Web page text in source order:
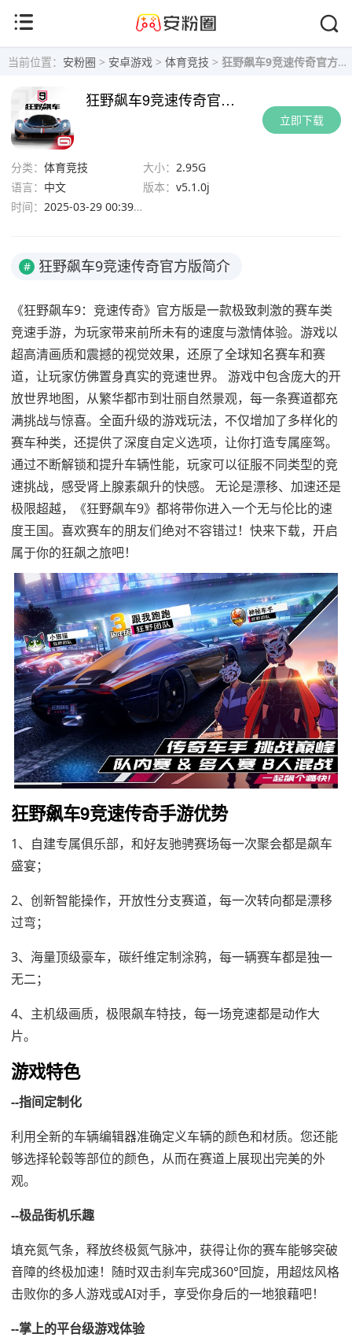
当前位置： 安粉圈 > 安卓游戏 > 体育竞技 > 狂野飙车9竞速传奇官方正版下载-狂野飙车9竞速传奇破解版下载v5.1.0j
立即下载
狂野飙车9竞速传奇官方版
分类： 体育竞技 大小： 2.95G
语言： 中文 版本： v5.1.0j
时间： 2025-03-29 00:39:06
# 狂野飙车9竞速传奇官方版简介
《狂野飙车9：竞速传奇》官方版是一款极致刺激的赛车类
竞速手游，为玩家带来前所未有的速度与激情体验。游戏以
超高清画质和震撼的视觉效果，还原了全球知名赛车和赛
道，让玩家仿佛置身真实的竞速世界。 游戏中包含庞大的开
放世界地图，从繁华都市到壮丽自然景观，每一条赛道都充
满挑战与惊喜。全面升级的游戏玩法，不仅增加了多样化的
赛车种类，还提供了深度自定义选项，让你打造专属座驾。
通过不断解锁和提升车辆性能，玩家可以征服不同类型的竞
速挑战，感受肾上腺素飙升的快感。 无论是漂移、加速还是
极限超越，《狂野飙车9》都将带你进入一个无与伦比的速
度王国。喜欢赛车的朋友们绝对不容错过！快来下载，开启
属于你的狂飙之旅吧！
狂野飙车9竞速传奇手游优势
1、自建专属俱乐部，和好友驰骋赛场每一次聚会都是飙车
盛宴；
2、创新智能操作，开放性分支赛道，每一次转向都是漂移
过弯；
3、海量顶级豪车，碳纤维定制涂鸦，每一辆赛车都是独一
无二；
4、主机级画质，极限飙车特技，每一场竞速都是动作大
片。
游戏特色
--指间定制化
利用全新的车辆编辑器准确定义车辆的颜色和材质。您还能
够选择轮毂等部位的颜色，从而在赛道上展现出完美的外
观。
--极品街机乐趣
填充氮气条，释放终极氮气脉冲，获得让你的赛车能够突破
音障的终极加速！随时双击刹车完成360°回旋，用超炫风格
击败你的多人游戏或AI对手，享受你身后的一地狼藉吧！
--掌上的平台级游戏体验